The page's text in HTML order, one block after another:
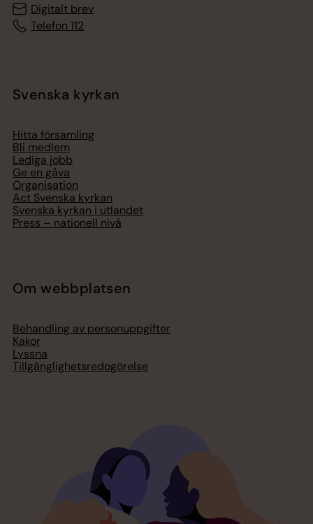
Digitalt brev
Telefon 112
Svenska kyrkan
Hitta församling
Bli medlem
Lediga jobb
Ge en gåva
Organisation
Act Svenska kyrkan
Svenska kyrkan i utlandet
Press – nationell nivå
Om webbplatsen
Behandling av personuppgifter
Kakor
Lyssna
Tillgänglighetsredogörelse